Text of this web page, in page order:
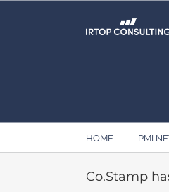
HOME PMI
Co.Stamp